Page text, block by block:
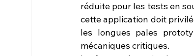
réduite pour les tests en
cette application doit
les longues pales
mécaniques critiques.